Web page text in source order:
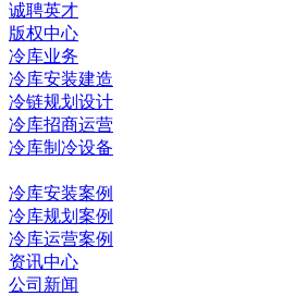
诚聘英才
版权中心
冷库业务
冷库安装建造
冷链规划设计
冷库招商运营
冷库制冷设备
冷库安装案例
冷库规划案例
冷库运营案例
资讯中心
公司新闻